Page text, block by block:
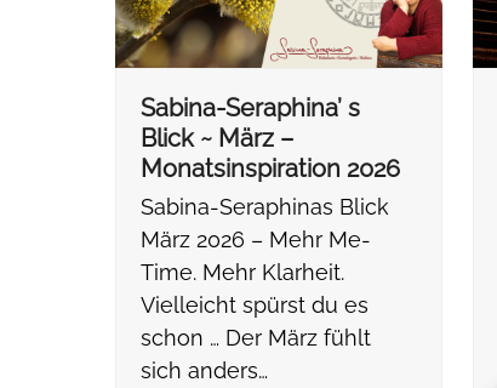
Sabina-Seraphina’ s
Blick ~ März –
Monatsinspiration 2026
Sabina-Seraphinas Blick
März 2026 – Mehr Me-
Time. Mehr Klarheit.
Vielleicht spürst du es
schon … Der März fühlt
sich anders…